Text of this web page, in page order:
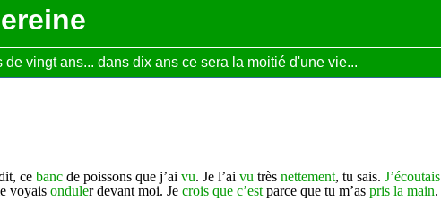
de vingt ans... dans dix ans ce sera la moitié d'une vie...
ce bancde poissons que j’ai vu. Je l’ai vu très nettement, tu sais. J’écoutais
voyais onduler devant moi. Je crois que c’estparce que tu m’as pris la main.